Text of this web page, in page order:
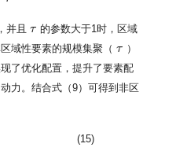
，并且τ
τ 的参数大于1时，区域
域性要素的规模集聚（τ
τ
）
了优化配置，提升了要素配
力。结合式（9）可得到非区
(15)